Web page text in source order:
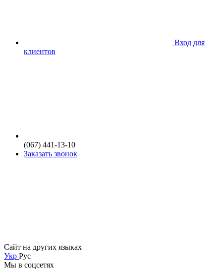
Вход для
клиентов
(067) 441-13-10
Заказать звонок
Сайт на других языках
Укр Рус
Мы в соцсетях